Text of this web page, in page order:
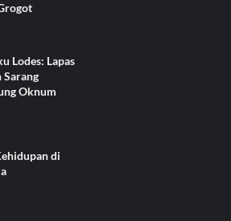
Lodes: Lapas
Sarang
Oknum
di